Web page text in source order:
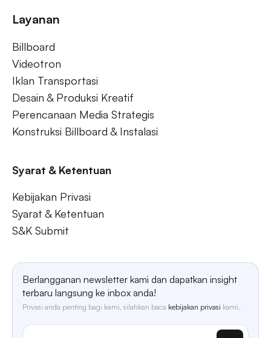
Layanan
Billboard
Videotron
Iklan Transportasi
Desain & Produksi Kreatif
Perencanaan Media Strategis
Konstruksi Billboard & Instalasi
Syarat & Ketentuan
Kebijakan Privasi
Syarat & Ketentuan
S&K Submit
Berlangganan newsletter kami dan dapatkan insight
terbaru langsung ke inbox anda!
Privasi anda penting bagi kami, silahkan baca kebijakan privasi kami.